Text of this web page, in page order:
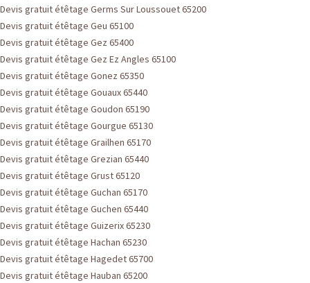
Devis gratuit étêtage Germs Sur Loussouet 65200
Devis gratuit étêtage Geu 65100
Devis gratuit étêtage Gez 65400
Devis gratuit étêtage Gez Ez Angles 65100
Devis gratuit étêtage Gonez 65350
Devis gratuit étêtage Gouaux 65440
Devis gratuit étêtage Goudon 65190
Devis gratuit étêtage Gourgue 65130
Devis gratuit étêtage Grailhen 65170
Devis gratuit étêtage Grezian 65440
Devis gratuit étêtage Grust 65120
Devis gratuit étêtage Guchan 65170
Devis gratuit étêtage Guchen 65440
Devis gratuit étêtage Guizerix 65230
Devis gratuit étêtage Hachan 65230
Devis gratuit étêtage Hagedet 65700
Devis gratuit étêtage Hauban 65200